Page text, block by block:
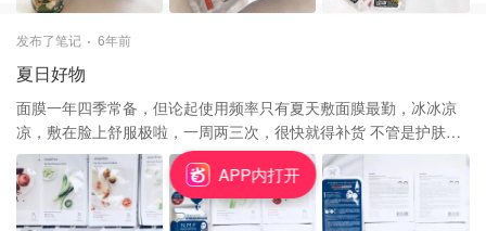
发布了笔记 6年前
夏日好物
面膜一年四季常备，但论起使用频率只有夏天敷面膜最勤，冰冰凉
凉，敷在脸上舒服极啦，一周两三次，很快就得补货 不管是护肤品
还是面膜，都不爱黏腻感的，悦诗风吟面膜和可莱丝补水保湿针剂
水库面膜贴都是相对清爽的面膜，悦诗风吟黄瓜🥒、芦荟🌵、石榴
是比较常用的，主要补水镇定舒缓肌肤！可莱丝这款蓝色面膜是最
爱滴，每次用完脸都感觉水水的嫩滑的，回购无数次
APP内打开